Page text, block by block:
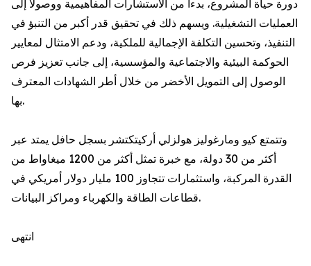
دورة حياة المشروع، بدءاً من الاستشارات المفاهيمية ووصولاً إلى
العمليات التشغيلية. ويسهم ذلك في تحقيق قدر أكبر من التنبؤ في
التنفيذ، وتحسين التكلفة الإجمالية للملكية، ودعم الامتثال لمعايير
الحوكمة البيئية والاجتماعية والمؤسسية، إلى جانب تعزيز فرص
الوصول إلى التمويل الأخضر من خلال أطر الشهادات المعترف
بها.
وتتمتع كيو ومارغوليز هولزلي أركيتكتشر بسجل حافل يمتد عبر
أكثر من 30 دولة، مع خبرة تمثل أكثر من 1200 ميغاواط من
القدرة المركبة، واستثمارات تتجاوز 100 مليار دولار أمريكي في
قطاعات الطاقة والكهرباء ومراكز البيانات.
انتهى